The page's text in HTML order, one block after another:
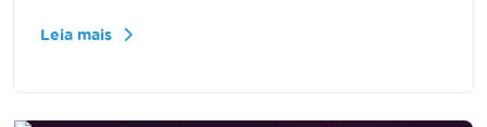
Leia mais